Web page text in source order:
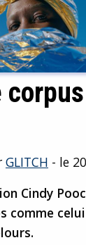
corpus
GLITCH - le
Cindy
comme